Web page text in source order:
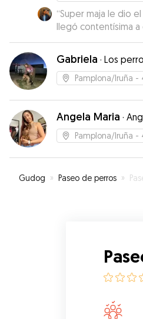
“Super maja le dio
llegó contentísima a
vídeo para ver lo v
Super recomendable
Gabriela · Los
Pamplona/Iruña -
Angela Maria ·
Pamplona/Iruña -
Gudog » Paseo de perros »